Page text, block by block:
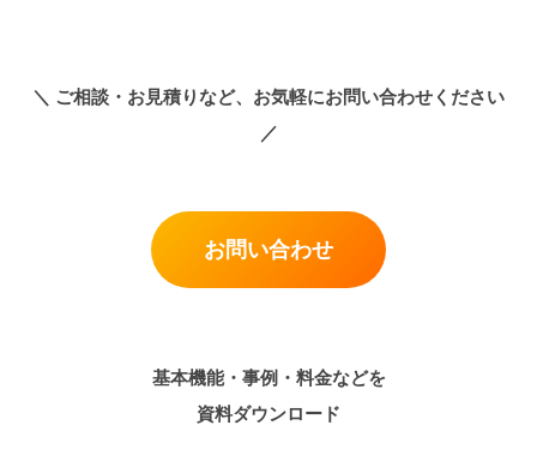
＼ ご相談・お見積りなど、お気軽にお問い合わせください
／
お問い合わせ
基本機能・事例・料金などを
資料ダウンロード